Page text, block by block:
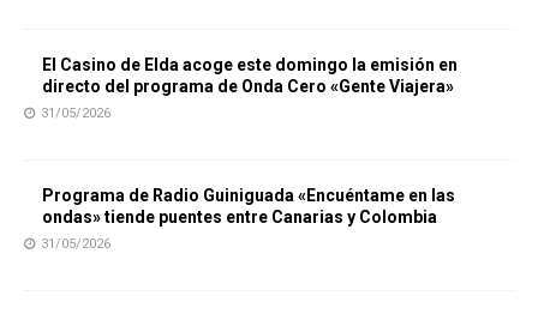
El Casino de Elda acoge este domingo la emisión en
directo del programa de Onda Cero «Gente Viajera»
31/05/2026
Programa de Radio Guiniguada «Encuéntame en las
ondas» tiende puentes entre Canarias y Colombia
31/05/2026